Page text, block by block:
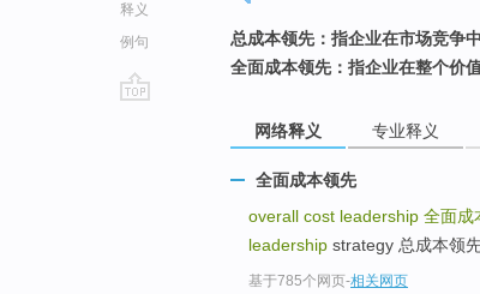
释义
例句
总成本领先：指企业在市场竞争
全面成本领先：指企业在整个价
网络释义 专业释义
全面成本领先
overall cost leadership 全面成
leadership strategy 总成本领
基于785个网页-相关网页